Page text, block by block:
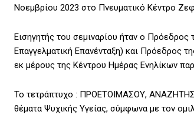
Νοεμβρίου 2023 στο Πνευματικό Κέντρο
Εισηγητής του σεμιναρίου ήταν ο
Επαγγελματική Επανένταξη) και
εκ μέρους της Κέντρου Ημέρας Ενηλίκων
Το τετράπτυχο : ΠΡΟΕΤΟΙΜΑΣΟΥ,
θέματα Ψυχικής Υγείας, σύμφωνα με τον